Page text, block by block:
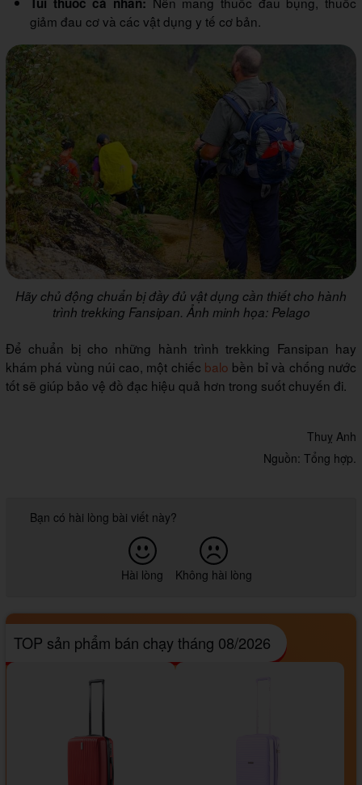
Túi thuốc cá nhân:
giảm đau cơ và các vật dụng y tế cơ bản.
Hãy chủ động chuẩn bị đầy đủ vật dụng cần thiết cho hành
trình trekking Fansipan. Ảnh minh họa: Pelago
Để chuẩn bị cho những hành trình trekking Fansipan hay
khám phá vùng núi cao, một chiếc balo bền bỉ và chống nước
tốt sẽ giúp bảo vệ đồ đạc hiệu quả hơn trong suốt chuyến đi.
Thuỵ Anh
Nguồn: Tổng hợp.
Bạn có hài lòng bài viết này?
Hài lòng Không hài lòng
TOP sản phẩm bán chạy tháng 08/2026